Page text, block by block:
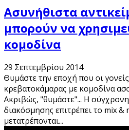
Ασυνήθιστα
μπορούν να
κομοδίνα
29 Σεπτεμβρίου 2014
Θυμάστε την εποχή που οι
κρεβατοκάμαρας με κομοδίνα
Ακριβώς, "θυμάστε"... Η
διακόσμησης επιτρέπει το mix &
μετατρέπονται...